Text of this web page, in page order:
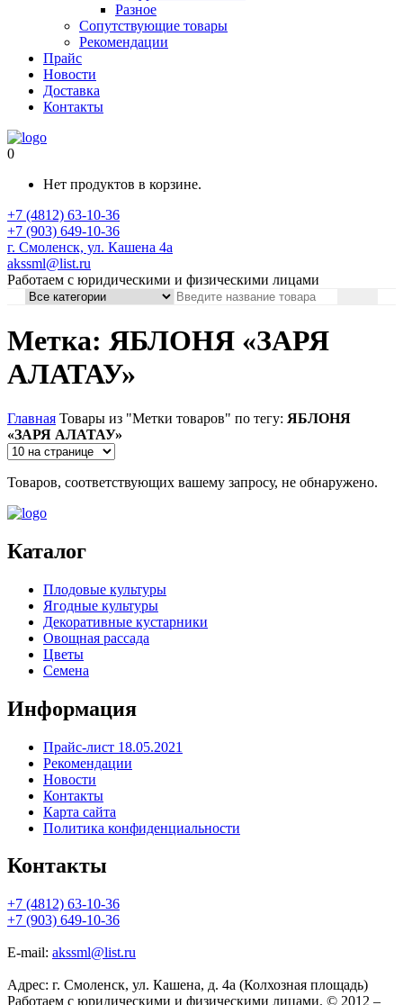
Разное
Сопутствующие товары
Рекомендации
Прайс
Новости
Доставка
Контакты
0
Нет продуктов в корзине.
+7 (4812) 63-10-36
+7 (903) 649-10-36
г. Смоленск, ул. Кашена 4а
akssml@list.ru
Работаем с юридическими и физическими лицами
Метка: ЯБЛОНЯ «ЗАРЯ
АЛАТАУ»
Главная Товары из "Метки товаров" по тегу: ЯБЛОНЯ
«ЗАРЯ АЛАТАУ»
Товаров, соответствующих вашему запросу, не обнаружено.
Каталог
Плодовые культуры
Ягодные культуры
Декоративные кустарники
Овощная рассада
Цветы
Семена
Информация
Прайс-лист 18.05.2021
Рекомендации
Новости
Контакты
Карта сайта
Политика конфиденциальности
Контакты
+7 (4812) 63-10-36
+7 (903) 649-10-36
E-mail: akssml@list.ru
Адрес: г. Смоленск, ул. Кашена, д. 4а (Колхозная площадь)
Работаем с юридическими и физическими лицами. © 2012 –